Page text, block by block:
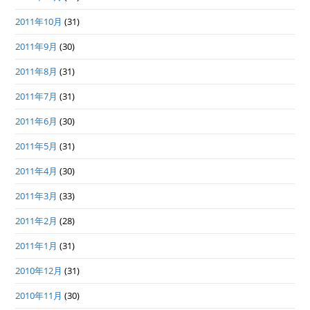
2011年10月 (31)
2011年9月 (30)
2011年8月 (31)
2011年7月 (31)
2011年6月 (30)
2011年5月 (31)
2011年4月 (30)
2011年3月 (33)
2011年2月 (28)
2011年1月 (31)
2010年12月 (31)
2010年11月 (30)